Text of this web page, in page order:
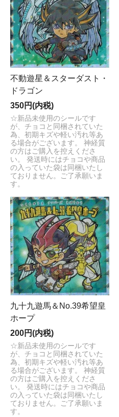
不動遊星＆スターダスト・
ドラゴン
350円(内税)
☆新品未使用のシールです
が、チョコと同梱されていた
為、初期キズや軽い汚れ等あ
る場合がございます。 神経質
の方はご購入を控えくださ
い。 発送時にはチョコや商品
の入っていた袋は同梱いたし
ておりません。ご了承願いま
す。
九十九遊馬＆No.39希望皇
ホープ
200円(内税)
☆新品未使用のシールです
が、チョコと同梱されていた
為、初期キズや軽い汚れ等あ
る場合がございます。 神経質
の方はご購入を控えくださ
い。 発送時にはチョコや商品
の入っていた袋は同梱いたし
ておりません。ご了承願いま
す。